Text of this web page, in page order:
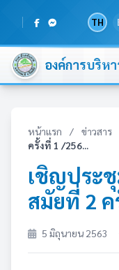
TH
องค์การบริห
หน้าแรก / ข่าวสาร
ครั้งที่ 1 /256...
เชิญประ
สมัยที่ 2
5 มิถุนายน 2563